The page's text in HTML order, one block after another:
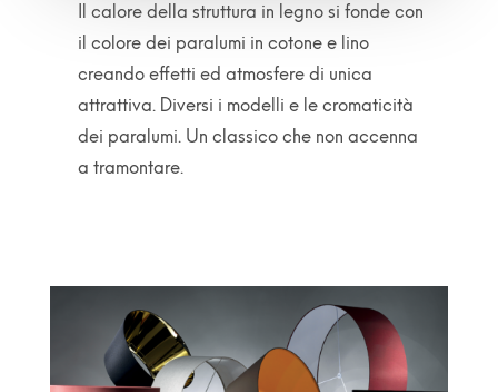
Il calore della struttura in legno si fonde con
il colore dei paralumi in cotone e lino
creando effetti ed atmosfere di unica
attrattiva. Diversi i modelli e le cromaticità
dei paralumi. Un classico che non accenna
a tramontare.